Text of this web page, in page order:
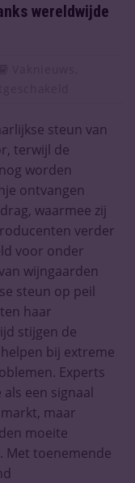
wereldwijde
steun van
terwijl de
worden
ontvangen
waarmee zij
verder
voor onder
wijngaarden
steun op peil
haar
stijgen de
bij extreme
Experts
een signaal
maar
moeite
Met toenemende